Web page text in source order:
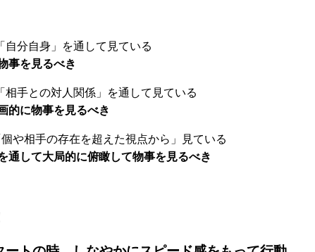
自分自身」を通して見ている
事を見るべき
相手との対人関係」を通して見ている
的に物事を見るべき
個や相手の存在を超えた視点から」見ている
通して大局的に俯瞰して物事を見るべき